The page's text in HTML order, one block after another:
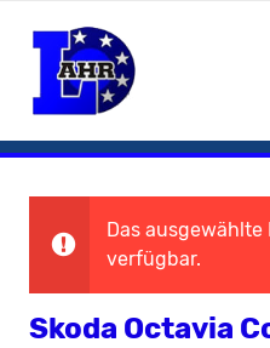
Das
verfügbar.
Skoda Octavia